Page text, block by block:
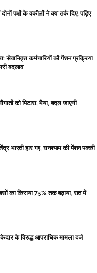
पक्षों के वकीलों ने क्या तर्क दिए, पढ़िए
कर्मचारियों की पेंशन प्रक्रिया
बदलाव
को पिटारा, भैया, बदल जाएगी
भारती हार गए, घनश्याम की पेंशन पक्की
का किराया 75% तक बढ़ाया, रात में
के विरुद्ध आपराधिक मामला दर्ज